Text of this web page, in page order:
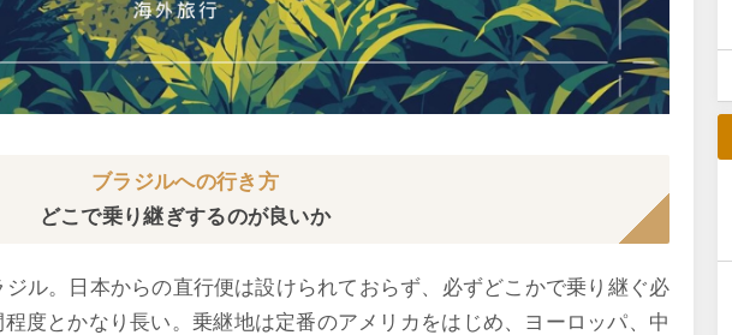
ブラジルへの行き方
どこで乗り継ぎするのが良いか
ル。日本からの直行便は設けられておらず、必ずどこかで乗り継ぐ必
度とかなり長い。乗継地は定番のアメリカをはじめ、ヨーロッパ、中